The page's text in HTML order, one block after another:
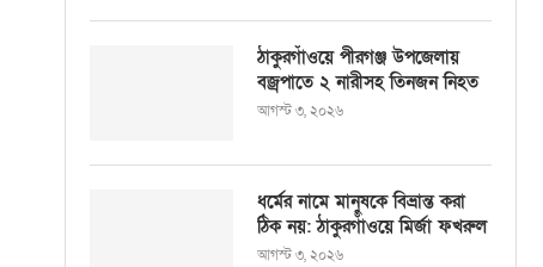
ঠাকুরগাঁওয়ে পীরগঞ্জ উপজেলায়
বজ্রপাতে ২ নারীসহ তিনজন নিহত
আগস্ট ৩, ২০২৬
ধর্মের নামে মানুষকে বিভ্রান্ত করা
ঠিক নয়: ঠাকুরগাঁওয়ে মির্জা ফখরুল
আগস্ট ৩, ২০২৬